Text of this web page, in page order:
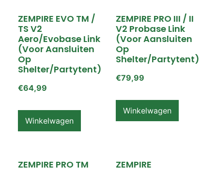
ZEMPIRE EVO TM /
TS V2
Aero/Evobase Link
(voor Aansluiten
Op
Shelter/partytent)
€64,99
Winkelwagen
ZEMPIRE PRO III / II
V2 Probase Link
(voor Aansluiten
Op
Shelter/partytent)
€79,99
Winkelwagen
ZEMPIRE PRO TM
ZEMPIRE